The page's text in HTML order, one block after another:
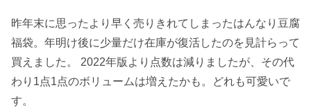
昨年末に思ったより早く売りきれてしまったはんなり豆腐
福袋。年明け後に少量だけ在庫が復活したのを見計らって
買えました。 2022年版より点数は減りましたが、その代
わり1点1点のボリュームは増えたかも。どれも可愛いで
す。